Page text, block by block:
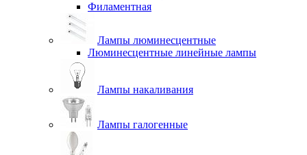
Филаментная
Лампы люминесцентные
Люминесцентные линейные лампы
Лампы накаливания
Лампы галогенные